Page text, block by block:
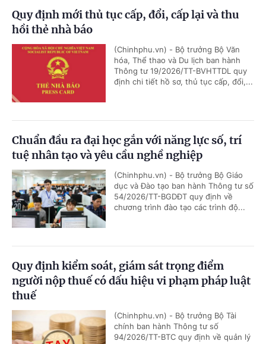
Quy định mới thủ tục cấp, đổi, cấp lại và thu
hồi thẻ nhà báo
(Chinhphu.vn) - Bộ trưởng Bộ Văn
hóa, Thể thao và Du lịch ban hành
Thông tư 19/2026/TT-BVHTTDL quy
định chi tiết hồ sơ, thủ tục cấp, đổi,...
Chuẩn đầu ra đại học gắn với năng lực số, trí
tuệ nhân tạo và yêu cầu nghề nghiệp
(Chinhphu.vn) - Bộ trưởng Bộ Giáo
dục và Đào tạo ban hành Thông tư số
54/2026/TT-BGDĐT quy định về
chương trình đào tạo các trình độ...
Quy định kiểm soát, giám sát trọng điểm
người nộp thuế có dấu hiệu vi phạm pháp luật
thuế
(Chinhphu.vn) - Bộ trưởng Bộ Tài
chính ban hành Thông tư số
94/2026/TT-BTC quy định về quản lý